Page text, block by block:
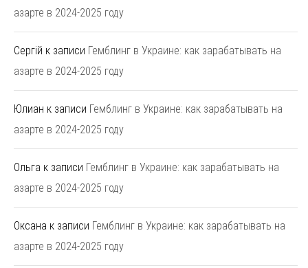
азарте в 2024-2025 году
Сергій к записи Гемблинг в Украине: как зарабатывать на
азарте в 2024-2025 году
Юлиан к записи Гемблинг в Украине: как зарабатывать на
азарте в 2024-2025 году
Ольга к записи Гемблинг в Украине: как зарабатывать на
азарте в 2024-2025 году
Оксана к записи Гемблинг в Украине: как зарабатывать на
азарте в 2024-2025 году